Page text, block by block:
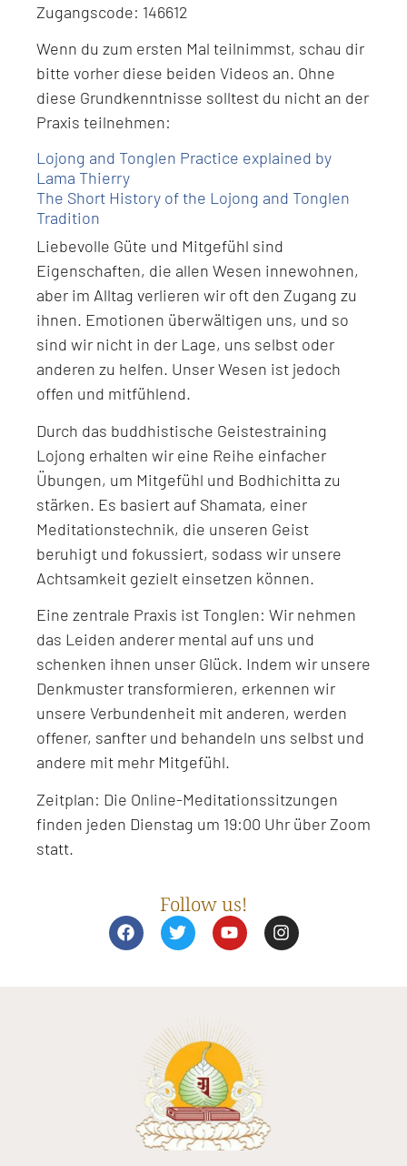
Zugangscode: 146612
Wenn du zum ersten Mal teilnimmst, schau dir
bitte vorher diese beiden Videos an. Ohne
diese Grundkenntnisse solltest du nicht an der
Praxis teilnehmen:
Lojong and Tonglen Practice explained by
Lama Thierry
The Short History of the Lojong and Tonglen
Tradition
Liebevolle Güte und Mitgefühl sind
Eigenschaften, die allen Wesen innewohnen,
aber im Alltag verlieren wir oft den Zugang zu
ihnen. Emotionen überwältigen uns, und so
sind wir nicht in der Lage, uns selbst oder
anderen zu helfen. Unser Wesen ist jedoch
offen und mitfühlend.
Durch das buddhistische Geistestraining
Lojong erhalten wir eine Reihe einfacher
Übungen, um Mitgefühl und Bodhichitta zu
stärken. Es basiert auf Shamata, einer
Meditationstechnik, die unseren Geist
beruhigt und fokussiert, sodass wir unsere
Achtsamkeit gezielt einsetzen können.
Eine zentrale Praxis ist Tonglen: Wir nehmen
das Leiden anderer mental auf uns und
schenken ihnen unser Glück. Indem wir unsere
Denkmuster transformieren, erkennen wir
unsere Verbundenheit mit anderen, werden
offener, sanfter und behandeln uns selbst und
andere mit mehr Mitgefühl.
Zeitplan: Die Online-Meditationssitzungen
finden jeden Dienstag um 19:00 Uhr über Zoom
statt.
Follow us!
F
a
c
T
w
i
Y
o
u
I
n
s